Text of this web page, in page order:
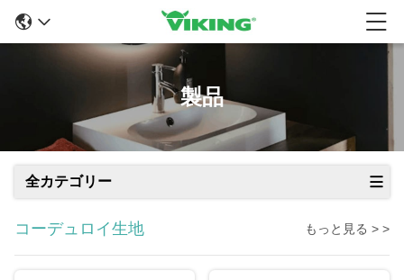
製品
全カテゴリー
コーデュロイ生地 もっと見る > >